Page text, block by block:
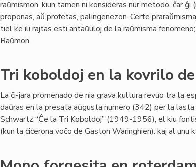
raŭmismon, kiun tamen ni konsideras nur metodo, ĉar ĝi
proponas, aŭ profetas, palingenezon. Certe
tiel ke ili rajtas esti antaŭuloj de la raŭmisma
Raŭmon.
Tri koboldoj en la kovrilo
La ĉi-jara promenado de nia grava kultura revuo tra la
daŭras en la presata aŭgusta numero (342) per la lasta
Schwartz “Ĉe la Tri Koboldoj” (1949-1956), el kiu
(kun la ĉiĉerona voĉo de Gaston Waringhien): kaj al